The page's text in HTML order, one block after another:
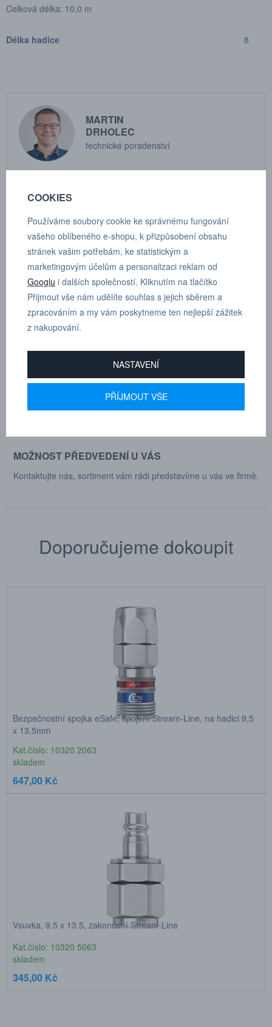
Celková délka: 10,0 m
Délka hadice 8
MARTIN
DRHOLEC
technické poradenství
POPTÁVKOVÝ FORMULÁŘ
JIŽ 31 LET NA TRHU
Máme bohaté zkušenosti z oboru, umíme vám poradit.
DODÁVÁME DO 600+ FIREM
Naši zákaznící jsou drobné i velké firmy z různých odvětví
AUTORIZOVANÝ DEALER
MOŽNOST PŘEDVEDENÍ U VÁS
Kontaktujte nás, sortiment vám rádi představíme u vás ve firmě.
Doporučujeme dokoupit
Bezpečnostní spojka eSafe, spojení Stream-Line, na hadici 9,5
x 13,5mm
Kat.číslo: 10320 2063
skladem
647,00 Kč
Vsuvka, 9.5 x 13.5, zakončení Stream-Line
Kat.číslo: 10320 5063
skladem
345,00 Kč
COOKIES
Používáme soubory cookie ke správnému fungování
vašeho oblíbeného e-shopu, k přizpůsobení obsahu
stránek vašim potřebám, ke statistickým a
marketingovým účelům a personalizaci reklam od
Googlu i dalších společností. Kliknutím na tlačítko
Přijmout vše nám udělíte souhlas s jejich sběrem a
zpracováním a my vám poskytneme ten nejlepší zážitek
z nakupování.
NASTAVENÍ
PŘÍJMOUT VŠE